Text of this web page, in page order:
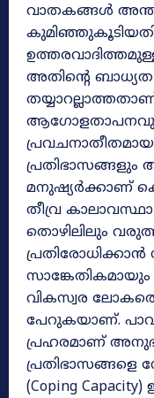
വാതകങ്ങൾ
അതിന്റെ
മനുഷ്യർക്കാണ്
തീവ്ര
തൊഴിലിലും
വികസ്വര
പേറുകയാണ്.
പ്രഹരമാണ്
പ്രതിഭാസങ്ങളെ
(Coping